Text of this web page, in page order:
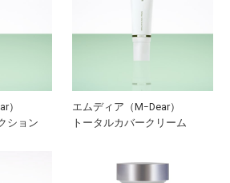
）
ション
エムディア（MｰDear）
トータルカバークリーム